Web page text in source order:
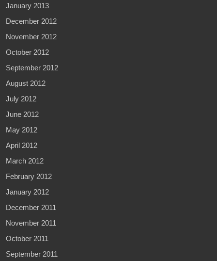
January 2013
December 2012
November 2012
October 2012
September 2012
August 2012
July 2012
June 2012
May 2012
April 2012
March 2012
February 2012
January 2012
December 2011
November 2011
October 2011
September 2011